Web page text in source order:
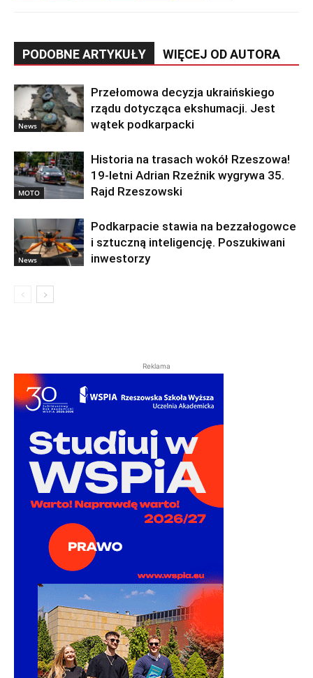
PODOBNE ARTYKUŁY WIĘCEJ OD AUTORA
News
Przełomowa decyzja ukraińskiego
rządu dotycząca ekshumacji. Jest
wątek podkarpacki
MOTO
Historia na trasach wokół Rzeszowa!
19-letni Adrian Rzeźnik wygrywa 35.
Rajd Rzeszowski
News
Podkarpacie stawia na bezzałogowce
i sztuczną inteligencję. Poszukiwani
inwestorzy
Reklama